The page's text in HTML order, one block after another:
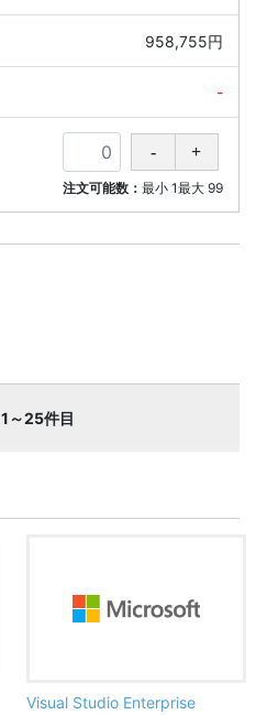
958,755円
-
注文可能数： 最小 1最大 99
1～25件目
Visual Studio Enterprise